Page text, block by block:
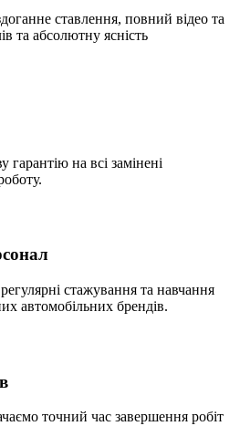
ставлення, повний відео та
та абсолютну ясність
на всі замінені
стажування та навчання
автомобільних брендів.
точний час завершення робіт